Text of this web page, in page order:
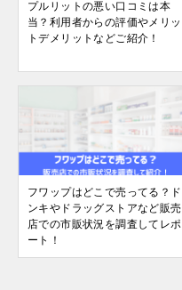
プルリットの悪い口コミは本
当？利用者からの評価やメリッ
トデメリットなどご紹介！
フワップはどこで売ってる？ド
ンキやドラッグストアなど販売
店での市販状況を調査してレポ
ート！